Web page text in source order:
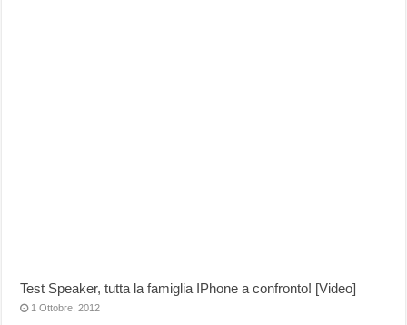
Test Speaker, tutta la famiglia IPhone a confronto! [Video]
1 Ottobre, 2012